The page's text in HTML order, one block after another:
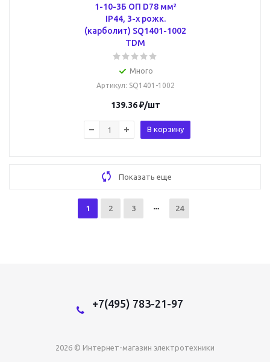
1-10-3Б ОП D78 мм²
IP44, 3-х рожк.
(карболит) SQ1401-1002
TDM
Много
Артикул: SQ1401-1002
139.36₽/шт
В корзину
Показать еще
1 2 3 24
+7(495) 783-21-97
2026 © Интернет-магазин электротехники